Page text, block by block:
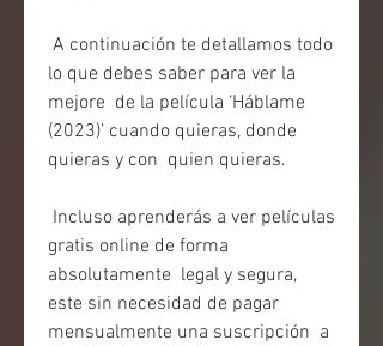
lo que debes saber para ver la
mejore  de la película ‘Háblame
(2023)’ cuando quieras, donde
quieras y con  quien quieras.
gratis online de forma
absolutamente  legal y segura,
este sin necesidad de pagar
mensualmente una suscripción  a